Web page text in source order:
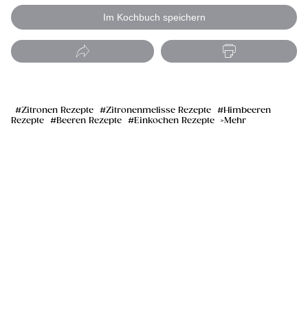
Im Kochbuch speichern
Zitronen Rezepte Zitronenmelisse Rezepte
Himbeeren
Rezepte
Beeren Rezepte Einkochen Rezepte Mehr